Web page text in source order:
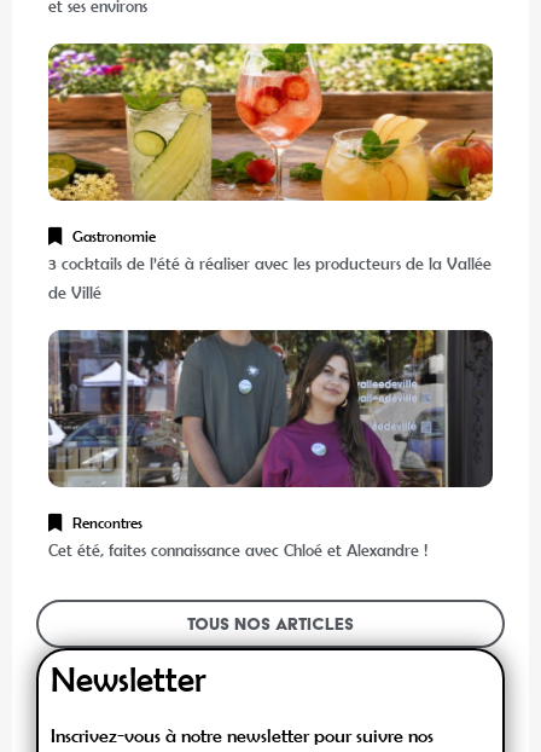
et ses environs
Gastronomie
3 cocktails de l’été à réaliser avec les producteurs de la Vallée
de Villé
Rencontres
Cet été, faites connaissance avec Chloé et Alexandre !
Tous nos articles
Newsletter
Inscrivez-vous à notre newsletter pour suivre nos